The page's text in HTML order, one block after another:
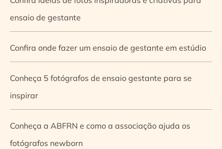
ensaio de gestante
Confira onde fazer um ensaio de gestante em estúdio
Conheça 5 fotógrafos de ensaio gestante para se
inspirar
Conheça a ABFRN e como a associação ajuda os
fotógrafos newborn